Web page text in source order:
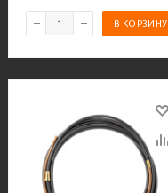
В КОРЗИНУ